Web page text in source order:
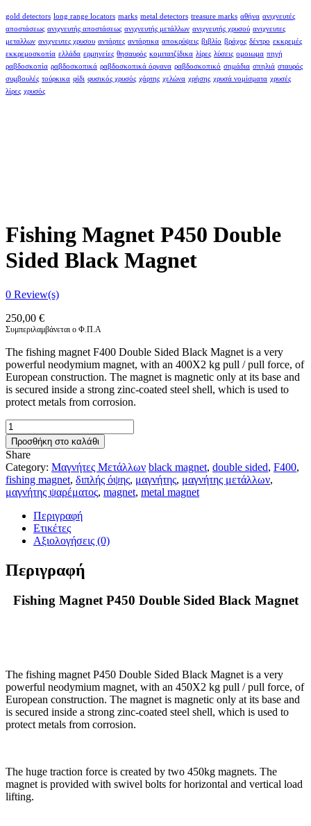
gold detectors long range locators marks metal detectors treasure marks αθήνα ανιχνευτές
αποστάσεως ανιχνευτής αποστάσεως ανιχνευτής μετάλλων ανιχνευτής χρυσού ανιχνευτες
μεταλλων ανιχνευτες χρυσου αντάρτες αντάρτικα αποκρύψεις βιβλίο βράχος δέντρο εκκρεμές
εκκρεμοσκοπία ελλάδα ερμηνείες θησαυρός κομιτατζίδικα λίρες λύσεις ομοιωμα πηγή
ραβδοσκοπία ραβδοσκοπικά ραβδοσκοπικά όργανα ραβδοσκοπικό σημάδια σπηλιά σταυρός
συμβουλές τούρκικα φίδι φυσικός χρυσός χάρτης χελώνα χρήσης χρυσά νομίσματα χρυσές
λίρες χρυσός
Fishing Magnet P450 Double
Sided Black Magnet
0 Review(s)
250,00 €
Συμπεριλαμβάνεται ο Φ.Π.Α
The fishing magnet F400 Double Sided Black Magnet is a very
powerful neodymium magnet, with an 400X2 kg pull / pull force, of
European construction. The magnet is magnetic only at its base and
is secured inside a strong zinc-coated steel shell, which is used to
protect metals from corrosion.
Fishing
Magnet
P450
Double
Sided
Black
Magnet
ποσότητα
Προσθήκη στο καλάθι
Share
Category: Μαγνήτες Μετάλλων black magnet, double sided, F400,
fishing magnet, διπλής όψης, μαγνήτης, μαγνήτης μετάλλων,
μαγνήτης ψαρέματος, magnet, metal magnet
Περιγραφή
Ετικέτες
Αξιολογήσεις (0)
Περιγραφή
Fishing Magnet P450 Double Sided Black Magnet
The fishing magnet P450 Double Sided Black Magnet is a very
powerful neodymium magnet, with an 450X2 kg pull / pull force, of
European construction. The magnet is magnetic only at its base and
is secured inside a strong zinc-coated steel shell, which is used to
protect metals from corrosion.
The huge traction force is created by two 450kg magnets. The
magnet is provided with swivel bolts for horizontal and vertical load
lifting.